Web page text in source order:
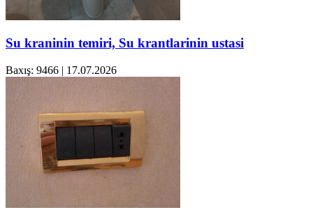
Su kraninin temiri, Su krantlarinin ustasi
Baxış: 9466 | 17.07.2026